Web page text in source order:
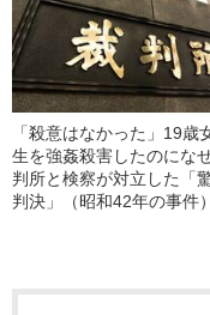
「殺意はなかった」19歳
生を強姦殺害したのにな
判所と検察が対立した「
判決」（昭和42年の事件）